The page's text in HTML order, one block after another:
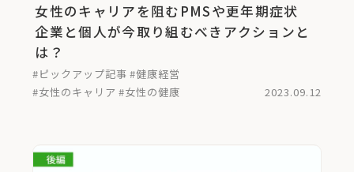
女性のキャリアを阻むPMSや更年期症状
企業と個人が今取り組むべきアクションと
は？
#ピックアップ記事 #健康経営
#女性のキャリア #女性の健康 2023.09.12